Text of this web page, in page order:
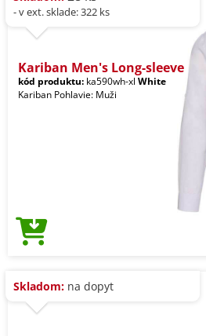
- v ext. sklade: 322 ks
Kariban Men's Long-sleeve
kód produktu: ka590wh-xl White
Kariban Pohlavie: Muži
Skladom: na dopyt